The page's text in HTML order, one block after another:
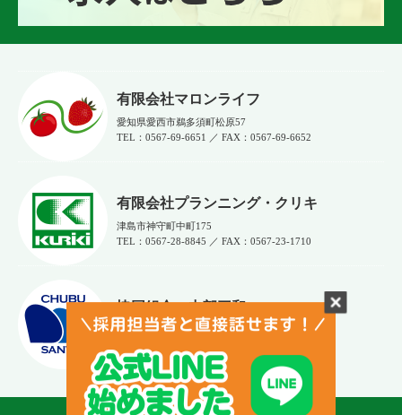
有限会社マロンライフ
愛知県愛西市鵜多須町松原57
TEL：0567-69-6651 ／ FAX：0567‐69‐6652
有限会社プランニング・クリキ
津島市神守町中町175
TEL：0567-28-8845 ／ FAX：0567-23-1710
協同組合 中部三和
津島市光正寺町131番地
Copyright © 栗木運輸株式会社 All Rights Reserved.